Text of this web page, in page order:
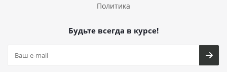
Политика
Будьте всегда в курсе!